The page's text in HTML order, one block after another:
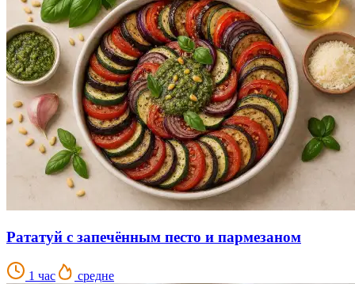
Рататуй с запечённым песто и пармезаном
1 час средне